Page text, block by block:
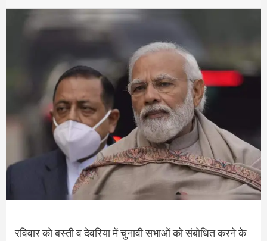
रविवार को बस्ती व देवरिया में चुनावी सभाओं को संबोधित करने के